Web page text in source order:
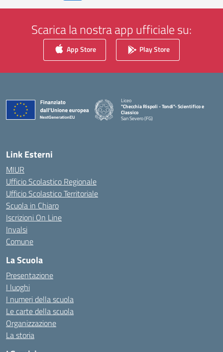
Scarica la nostra app ufficiale su:
App Store Play Store
Liceo
"Checchia Rispoli - Tondi"- Scientifico e
Classico
San Severo (FG)
Link Esterni
MIUR
Ufficio Scolastico Regionale
Ufficio Scolastico Territoriale
Scuola in Chiaro
Iscrizioni On Line
Invalsi
Comune
La Scuola
Presentazione
I luoghi
I numeri della scuola
Le carte della scuola
Organizzazione
La storia